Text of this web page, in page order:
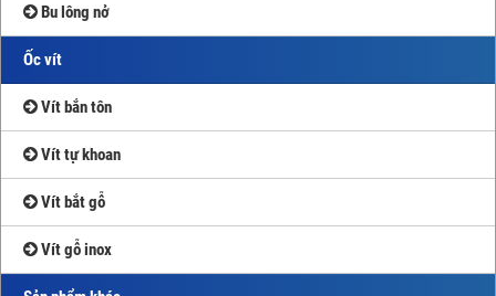
Bu lông nở
Ốc vít
Vít bắn tôn
Vít tự khoan
Vít bắt gỗ
Vít gỗ inox